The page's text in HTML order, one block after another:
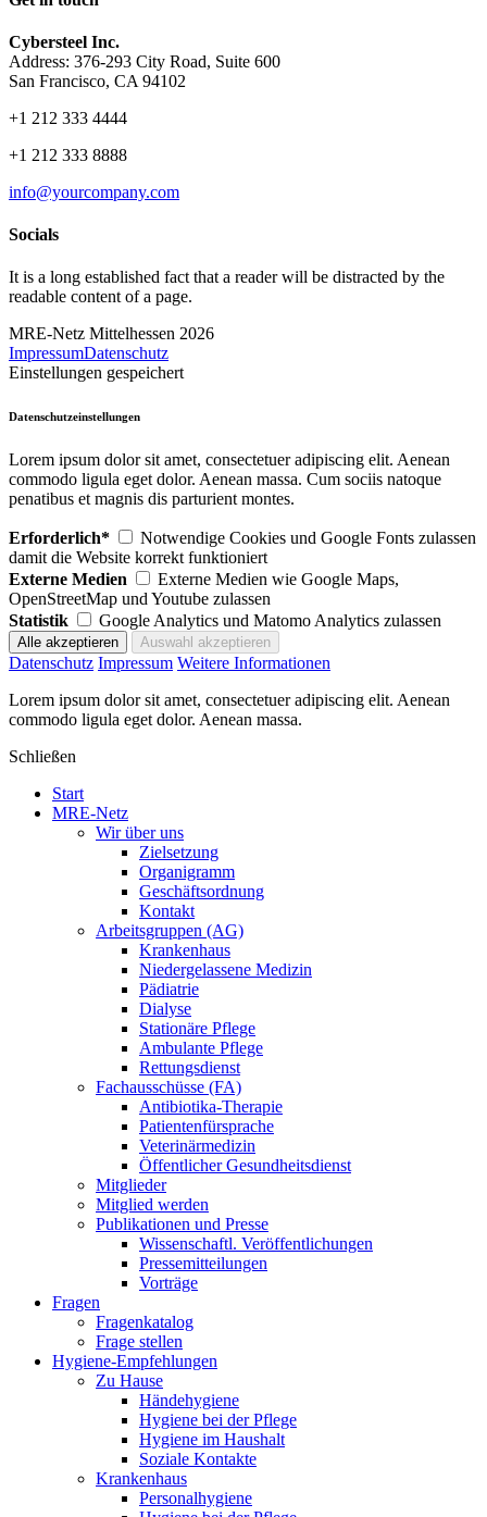
Cybersteel Inc.
Address: 376-293 City Road, Suite 600
San Francisco, CA 94102
+1 212 333 4444
+1 212 333 8888
info@yourcompany.com
Socials
It is a long established fact that a reader will be distracted by the
readable content of a page.
MRE-Netz Mittelhessen 2026
ImpressumDatenschutz
Einstellungen gespeichert
Datenschutzeinstellungen
Lorem ipsum dolor sit amet, consectetuer adipiscing elit. Aenean
commodo ligula eget dolor. Aenean massa. Cum sociis natoque
penatibus et magnis dis parturient montes.
Erforderlich*
Notwendige Cookies und Google Fonts zulassen
damit die Website korrekt funktioniert
Externe Medien
Externe Medien wie Google Maps,
OpenStreetMap und Youtube zulassen
Statistik
Google Analytics und Matomo Analytics zulassen
Datenschutz Impressum Weitere Informationen
Lorem ipsum dolor sit amet, consectetuer adipiscing elit. Aenean
commodo ligula eget dolor. Aenean massa.
Schließen
Start
MRE-Netz
Wir über uns
Zielsetzung
Organigramm
Geschäftsordnung
Kontakt
Arbeitsgruppen (AG)
Krankenhaus
Niedergelassene Medizin
Pädiatrie
Dialyse
Stationäre Pflege
Ambulante Pflege
Rettungsdienst
Fachausschüsse (FA)
Antibiotika-Therapie
Patientenfürsprache
Veterinärmedizin
Öffentlicher Gesundheitsdienst
Mitglieder
Mitglied werden
Publikationen und Presse
Wissenschaftl. Veröffentlichungen
Pressemitteilungen
Vorträge
Fragen
Fragenkatalog
Frage stellen
Hygiene-Empfehlungen
Zu Hause
Händehygiene
Hygiene bei der Pflege
Hygiene im Haushalt
Soziale Kontakte
Krankenhaus
Personalhygiene